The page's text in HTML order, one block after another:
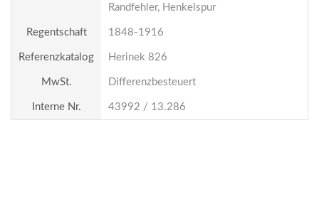
Randfehler, Henkelspur
Regentschaft 1848-1916
Referenzkatalog Herinek 826
MwSt. Differenzbesteuert
Interne Nr. 43992 / 13.286